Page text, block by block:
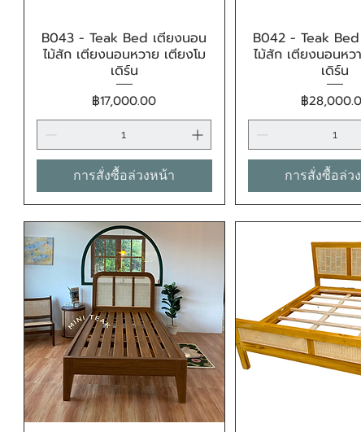
ดูข้อมูลด่วน
B043 - Teak Bed เตียงนอน
ไม้สัก เตียงนอนหวาย เตียงโม
เดิร์น
ราคา
฿17,000.00
การสั่งซื้อล่วงหน้า
ดูข้อมูลด่วน
B042 - Teak
ไม้สัก เตียงนอนหว
เดิร์น
ราคา
฿
การสั่งซื้อล่ว